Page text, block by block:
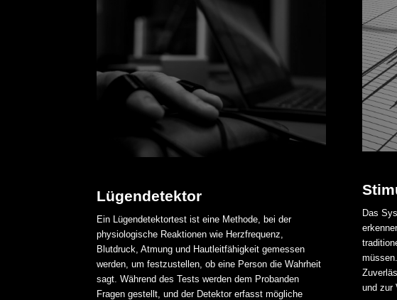
Lügendetektor
Ein Lügendetektortest ist eine Methode, bei der
physiologische Reaktionen wie Herzfrequenz,
Blutdruck, Atmung und Hautleitfähigkeit gemessen
werden, um festzustellen, ob eine Person die Wahrheit
sagt. Während des Tests werden dem Probanden
Fragen gestellt, und der Detektor erfasst mögliche
Das
und zur